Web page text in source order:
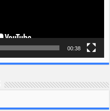
00:38